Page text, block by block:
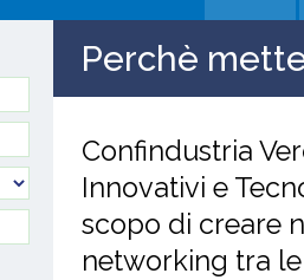
Perchè
Confindustria
Innovativi e
scopo di creare
networking tra